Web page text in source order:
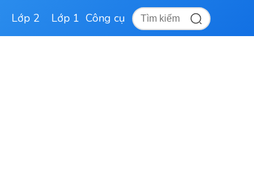
Lớp 2 Lớp 1 Công cụ